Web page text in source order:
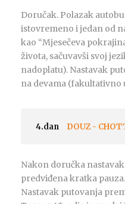
Doručak. Polazak
istovremeno i jedan od
kao “Mjesečeva
života, sačuvavši svoj
nadoplatu). Nastavak
na devama (fakultativno
4.dan DOUZ -
Nakon doručka
predviđena kratka
Nastavak putovanja